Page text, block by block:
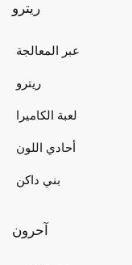
ريترو
عبر المعالجة
ريترو
لعبة الكاميرا
أحادي اللون
بني داكن
آحرون